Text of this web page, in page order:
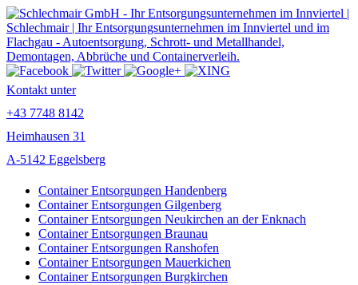
Kontakt unter
+43 7748 8142
Heimhausen 31
A-5142 Eggelsberg
Container Entsorgungen Handenberg
Container Entsorgungen Gilgenberg
Container Entsorgungen Neukirchen an der Enknach
Container Entsorgungen Braunau
Container Entsorgungen Ranshofen
Container Entsorgungen Mauerkichen
Container Entsorgungen Burgkirchen